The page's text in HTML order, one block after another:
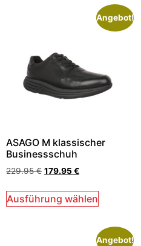
Angebot!
ASAGO M klassischer
Businessschuh
229.95€ 179.95€
Ausführung wählen
Angebot!